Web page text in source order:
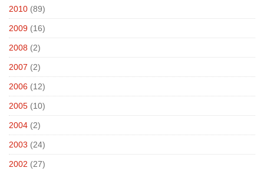
2010 (89)
2009 (16)
2008 (2)
2007 (2)
2006 (12)
2005 (10)
2004 (2)
2003 (24)
2002 (27)